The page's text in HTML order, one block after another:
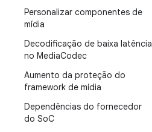
Personalizar componentes de
mídia
Decodificação de baixa latência
no MediaCodec
Aumento da proteção do
framework de mídia
Dependências do fornecedor
do SoC